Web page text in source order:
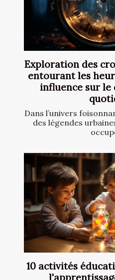
Exploration des
entourant les
influence sur
Dans l’univers
des légendes
10 activités